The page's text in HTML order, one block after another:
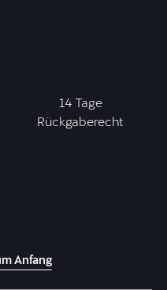
14 Tage
Rückgaberecht
Anfang